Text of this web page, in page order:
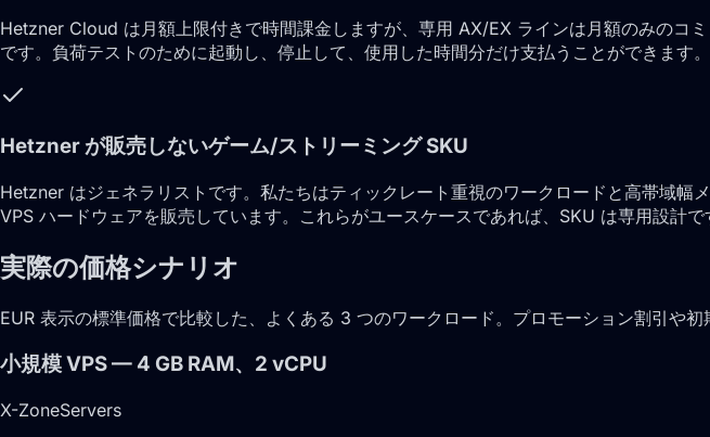
Hetzner Cloud は月額上限付きで時間課金しますが、専用 AX/EX ラインは月額のみのコ
です。負荷テストのために起動し、停止して、使用した時間分だけ支払うことができます。
Hetzner が販売しないゲーム/ストリーミング SKU
Hetzner はジェネラリストです。私たちはティックレート重視のワークロードと高帯域
VPS ハードウェアを販売しています。これらがユースケースであれば、SKU は専用設計で
実際の価格シナリオ
EUR 表示の標準価格で比較した、よくある 3 つのワークロード。プロモーション割引や初
小規模 VPS — 4 GB RAM、2 vCPU
X-ZoneServers